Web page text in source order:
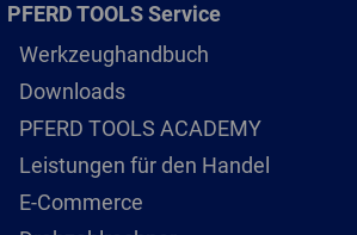
PFERD TOOLS Service
Werkzeughandbuch
Downloads
PFERD TOOLS ACADEMY
Leistungen für den Handel
E-Commerce